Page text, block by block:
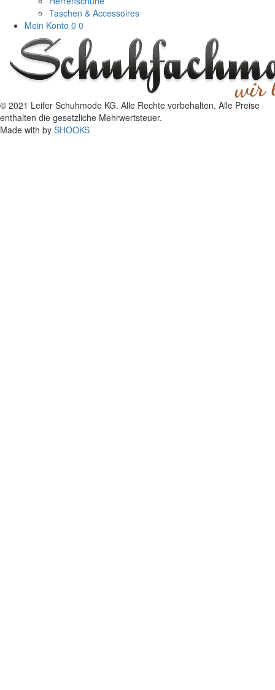
Taschen & Accessoires
Mein Konto 0 0
© 2021 Leifer Schuhmode KG. Alle Rechte vorbehalten. Alle Preise
enthalten die gesetzliche Mehrwertsteuer.
Made with by SHOOKS